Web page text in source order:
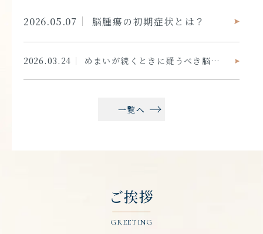
2026.05.07 脳腫瘍の初期症状とは？
2026.03.24 めまいが続くときに疑うべき脳の病気とは？
一覧へ
ご挨拶
GREETING